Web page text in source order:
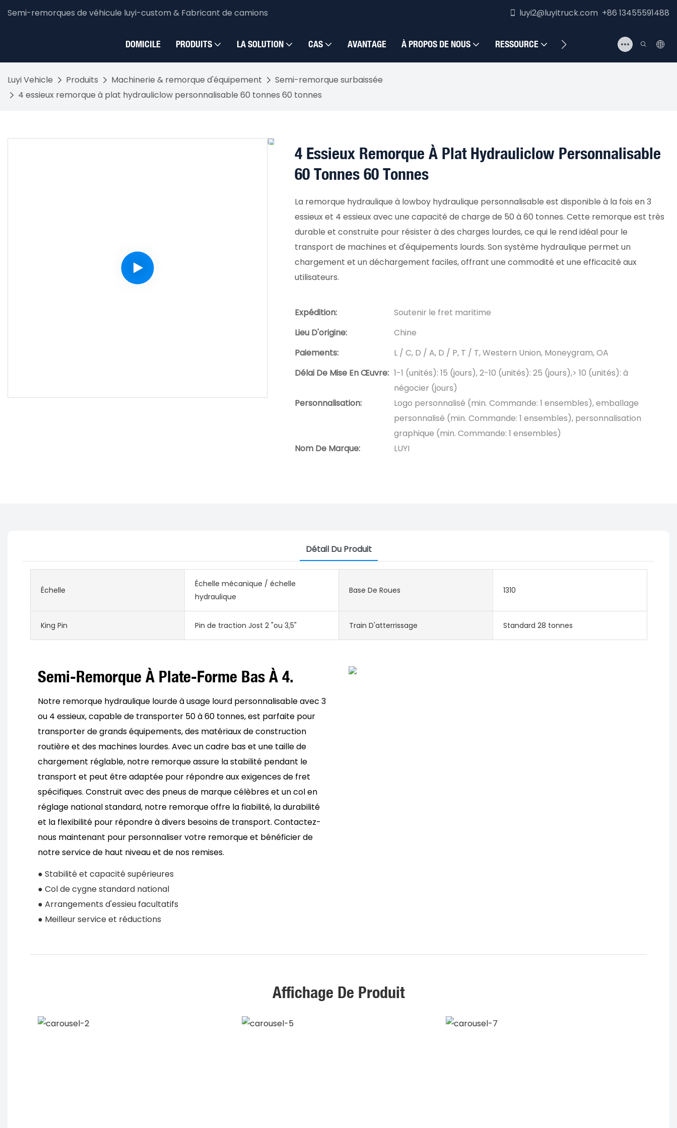
Semi-remorques de véhicule luyi-custom & Fabricant de camions luyi2@luyitruck.com +86 13455591488
DOMICILE PRODUITS LA SOLUTION CAS AVANTAGE À PROPOS DE NOUS RESSOURCE NOUS CONTACTER
Luyi Vehicle Produits Machinerie & remorque d'équipement
Semi-remorque surbaissée
4 essieux remorque à plat hydrauliclow personnalisable 60 tonnes 60 tonnes
4 Essieux Remorque À Plat Hydrauliclow Personnalisable
60 Tonnes 60 Tonnes
La remorque hydraulique à lowboy hydraulique personnalisable est disponible à la fois en 3
essieux et 4 essieux avec une capacité de charge de 50 à 60 tonnes. Cette remorque est très
durable et construite pour résister à des charges lourdes, ce qui le rend idéal pour le
transport de machines et d'équipements lourds. Son système hydraulique permet un
chargement et un déchargement faciles, offrant une commodité et une efficacité aux
utilisateurs.
Expédition:
Soutenir le fret maritime
Lieu D'origine:
Chine
Paiements:
L / C, D / A, D / P, T / T, Western Union, Moneygram, OA
Délai De Mise En Œuvre: 1-1 (unités): 15 (jours), 2-10 (unités): 25 (jours),> 10 (unités): à
négocier (jours)
Personnalisation:
Logo personnalisé (min. Commande: 1 ensembles), emballage
personnalisé (min. Commande: 1 ensembles), personnalisation
graphique (min. Commande: 1 ensembles)
Nom De Marque:
LUYI
Détail Du Produit
Échelle
Échelle mécanique / échelle
hydraulique
Base De Roues 1310
King Pin Pin de traction Jost 2 "ou 3,5" Train D'atterrissage Standard 28 tonnes
Semi-Remorque À Plate-Forme Bas À 4.
Notre remorque hydraulique lourde à usage lourd personnalisable avec 3
ou 4 essieux, capable de transporter 50 à 60 tonnes, est parfaite pour
transporter de grands équipements, des matériaux de construction
routière et des machines lourdes. Avec un cadre bas et une taille de
chargement réglable, notre remorque assure la stabilité pendant le
transport et peut être adaptée pour répondre aux exigences de fret
spécifiques. Construit avec des pneus de marque célèbres et un col en
réglage national standard, notre remorque offre la fiabilité, la durabilité
et la flexibilité pour répondre à divers besoins de transport. Contactez-
nous maintenant pour personnaliser votre remorque et bénéficier de
notre service de haut niveau et de nos remises.
● Stabilité et capacité supérieures
● Col de cygne standard national
● Arrangements d'essieu facultatifs
● Meilleur service et réductions
Affichage De Produit